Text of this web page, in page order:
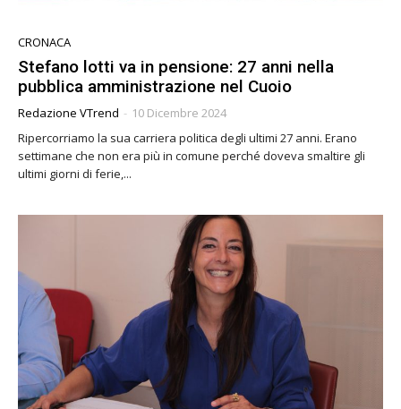
CRONACA
Stefano lotti va in pensione: 27 anni nella
pubblica amministrazione nel Cuoio
Redazione VTrend - 10 Dicembre 2024
Ripercorriamo la sua carriera politica degli ultimi 27 anni. Erano
settimane che non era più in comune perché doveva smaltire gli
ultimi giorni di ferie,...